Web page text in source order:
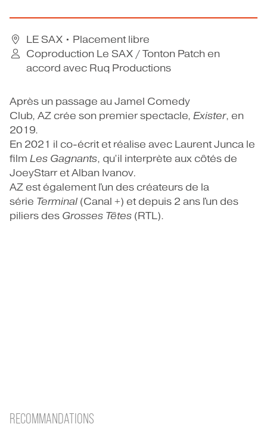
LE SAX • Placement libre
Coproduction Le SAX / Tonton Patch en
accord avec Ruq Productions
Après un passage au Jamel Comedy
Club, AZ crée son premier spectacle, Exister, en
2019.
En 2021 il co-écrit et réalise avec Laurent Junca le
film Les Gagnants, qu’il interprète aux côtés de
JoeyStarr et Alban Ivanov.
AZ est également l'un des créateurs de la
série Terminal (Canal +) et depuis 2 ans l'un des
piliers des Grosses Têtes (RTL).
RECOMMANDATIONS